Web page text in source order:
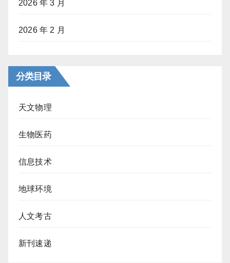
2026 年 3 月
2026 年 2 月
分类目录
天文物理
生物医药
信息技术
地球环境
人文考古
新刊速递